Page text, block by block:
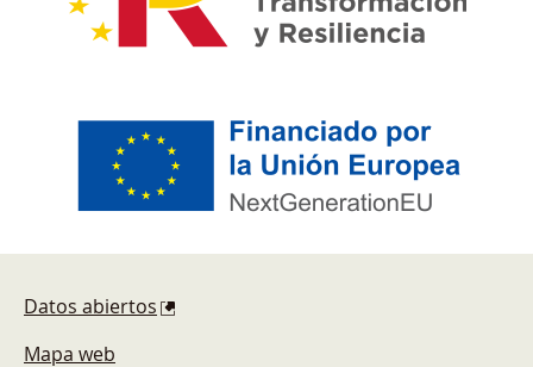
Datos abiertos
Mapa web